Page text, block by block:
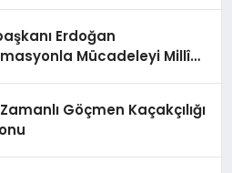
Erdoğan
Mücadeleyi Millî
Göçmen Kaçakçılığı